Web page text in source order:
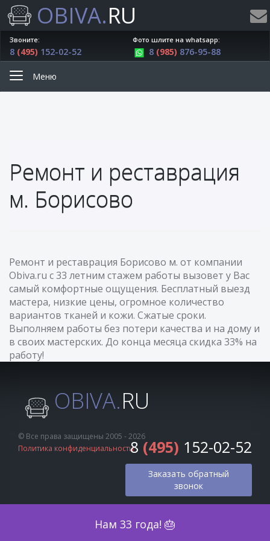
OBIVA.RU
Нам 33 года! 🎂
Звоните:
8 (495) 152-02-52
Фото шлите на whatsapp:
8 (985) 876-95-88
Меню
Ремонт и реставрация
м. Борисово
Ремонт и реставрация Борисово м. от компании
Obiva.ru с 33 летним стажем работы вызовет у Вас
самый комфортные ощущения. Бесплатный выезд
мастера, низкие цены, огромное количество
вариантов тканей и кожи. Сжатые сроки.
Выполняем работы без потери качества и на дому и
в своих мастерских. До конца месяца скидка 33% на
работу!
OBIVA.RU
© Все права защищены 2005 - 2026
Политика конфиденциальности8 (495) 152-02-52
Заказать обратный
звонок